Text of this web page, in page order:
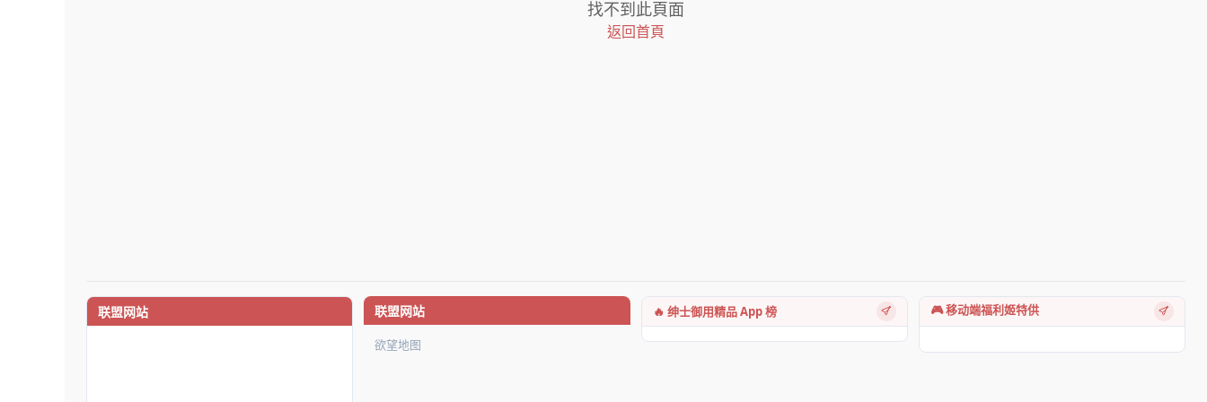
找不到此頁面
返回首頁
联盟网站 联盟网站
欲望地图
🔥 绅士御用精品 App 榜 🎮 移动端福利姬特供